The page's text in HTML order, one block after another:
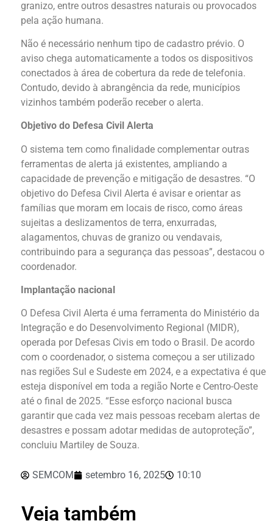
granizo, entre outros desastres naturais ou provocados
pela ação humana.
Não é necessário nenhum tipo de cadastro prévio. O
aviso chega automaticamente a todos os dispositivos
conectados à área de cobertura da rede de telefonia.
Contudo, devido à abrangência da rede, municípios
vizinhos também poderão receber o alerta.
Objetivo do Defesa Civil Alerta
O sistema tem como finalidade complementar outras
ferramentas de alerta já existentes, ampliando a
capacidade de prevenção e mitigação de desastres. “O
objetivo do Defesa Civil Alerta é avisar e orientar as
famílias que moram em locais de risco, como áreas
sujeitas a deslizamentos de terra, enxurradas,
alagamentos, chuvas de granizo ou vendavais,
contribuindo para a segurança das pessoas”, destacou o
coordenador.
Implantação nacional
O Defesa Civil Alerta é uma ferramenta do Ministério da
Integração e do Desenvolvimento Regional (MIDR),
operada por Defesas Civis em todo o Brasil. De acordo
com o coordenador, o sistema começou a ser utilizado
nas regiões Sul e Sudeste em 2024, e a expectativa é que
esteja disponível em toda a região Norte e Centro-Oeste
até o final de 2025. “Esse esforço nacional busca
garantir que cada vez mais pessoas recebam alertas de
desastres e possam adotar medidas de autoproteção”,
concluiu Martiley de Souza.
SEMCOM setembro 16, 2025 10:10
Veja também